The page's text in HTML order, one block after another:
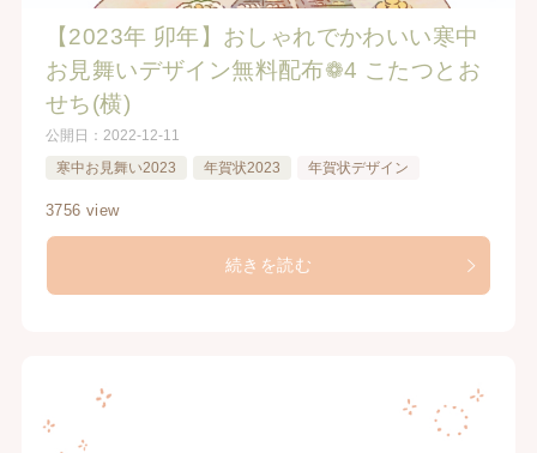
【2023年 卯年】おしゃれでかわいい寒中
お見舞いデザイン無料配布❁4 こたつとお
せち(横)
公開日： 2022-12-11
寒中お見舞い2023
年賀状2023 年賀状デザイン
3756 view
続きを読む